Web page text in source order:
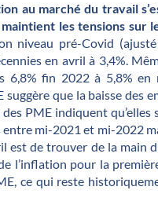
au marché du travail
les tensions sur
niveau pré-Covid
en avril à 3,4%.
6,8% fin 2022 à 5,8%
suggère que la baisse des
PME indiquent
mi-2021 et mi-2022
de trouver de la main
l’inflation pour la
ce qui reste